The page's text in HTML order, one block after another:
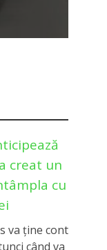
creat un
cu
va ține cont
când va